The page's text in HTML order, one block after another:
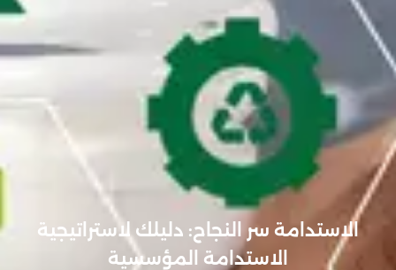
الاستدامة سر النجاح: دليلك لاستراتيجية
الاستدامة المؤسسية